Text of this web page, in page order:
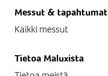
Messut & tapahtumat
Kaikki messut
Tietoa Maluxista